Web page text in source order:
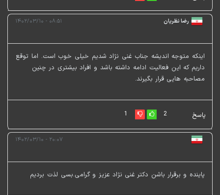
رضا نظریان ۰۸:۵۱ - ۱۴۰۲/۰۳/۱۰
اینکه متوجه اندیشه جناب غنی نژاد شدیم خیلی خوب است. اما توقع
داریم که این فعالیت ادامه داشته باشد و افراد بیشتری در چنین
مصاحبه هایی قرار بگیرند.
پاسخ 2
1
۲۰:۰۷ - ۱۴۰۲/۰۳/۱۰
پاینده و برقرار باشن دکتر غنی نژاد عزیز و گرامی.بسی لذت بردیم